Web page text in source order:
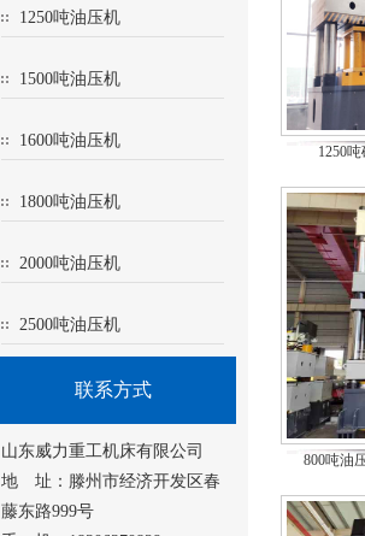
1250吨油压机
1500吨油压机
1600吨油压机
1800吨油压机
2000吨油压机
2500吨油压机
联系方式
山东威力重工机床有限公司
地 址：滕州市经济开发区春
藤东路999号
1250
800吨油